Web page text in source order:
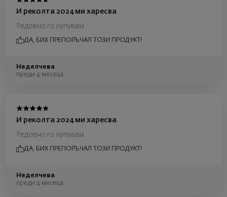
И реколта 2024 ми харесва
Редовно го купувам
ДА, БИХ ПРЕПОРЪЧАЛ ТОЗИ ПРОДУКТ!
Неделчева
преди 4 месеца
И реколта 2024 ми харесва
Редовно го купувам
ДА, БИХ ПРЕПОРЪЧАЛ ТОЗИ ПРОДУКТ!
Неделчева
преди 4 месеца